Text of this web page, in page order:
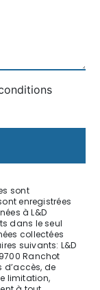
sont
enregistrées
à L&D
dans le seul
collectées
suivants: L&D
Ranchot
d’accès, de
limitation,